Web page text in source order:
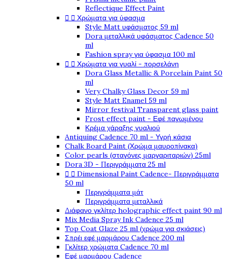
Reflectique Effect Paint
  Χρώματα για ύφασμα
Style Matt υφάσματος 59 ml
Dora μεταλλικά υφάσματος Cadence 50
ml
Fashion spray για ύφασμα 100 ml
  Χρώματα για γυαλί - πορσελάνη
Dora Glass Metallic & Porcelain Paint 50
ml
Very Chalky Glass Decor 59 ml
Style Matt Enamel 59 ml
Mirror festival Transparent glass paint
Frost effect paint - Εφέ παγωμένου
Κρέμα χάραξης γυαλιού
Antiquing Cadence 70 ml - Υγρή κάσια
Chalk Board Paint (Χρώμα μαυροπίνακα)
Color pearls (σταγόνες μαργαριταριών) 25ml
Dora 3D - Περιγράμματα 25 ml
  Dimensional Paint Cadence- Περιγράμματα
50 ml
Περιγράμματα μάτ
Περιγράμματα μεταλλικά
Διάφανο γκλίτερ holographic effect paint 90 ml
Mix Media Spray Ink Cadence 25 ml
Top Coat Glaze 25 ml (χρώμα για σκιάσεις)
Σπρέι εφέ μαρμάρου Cadence 200 ml
Γκλίτερ χρώματα Cadence 70 ml
Εφέ μαρμάρου Cadence